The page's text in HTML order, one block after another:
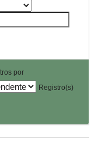
por
Registro(s)